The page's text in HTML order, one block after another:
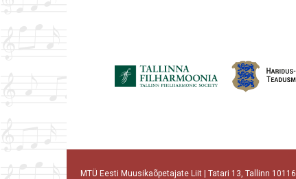
MTÜ Eesti Muusikaõpetajate Liit | Tatari 13, Tallinn 10116